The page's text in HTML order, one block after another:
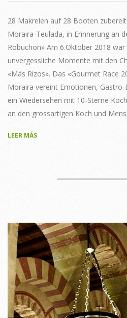
28 Makrelen auf 28 Booten
Moraira-Teulada, in Erinnerung an
Robuchon» Am 6.Oktober 2018
unvergessliche Momente mit den
«Más Rizos». Das «Gourmet Race
Moraira vereint Emotionen,
ein Wiedersehen mit 10-Sterne
an den grossartigen Koch und
LEER MÁS